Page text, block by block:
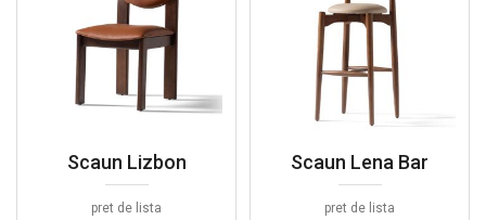
Scaun Lizbon
pret de lista
Scaun Lena Bar
pret de lista